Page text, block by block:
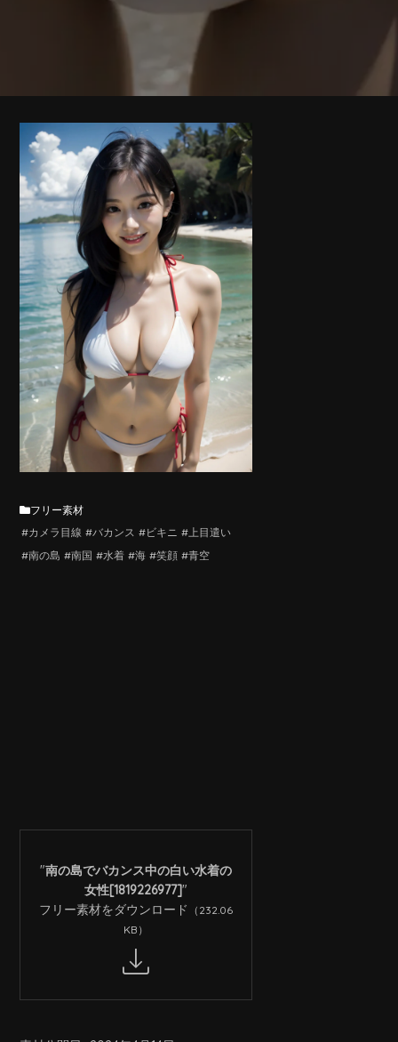
フリー素材
#カメラ目線 #バカンス #ビキニ #上目遣い
#南の島 #南国 #水着 #海 #笑顔 #青空
"南の島でバカンス中の白い水着の
女性[1819226977]"
フリー素材をダウンロード （232.06
KB）
download